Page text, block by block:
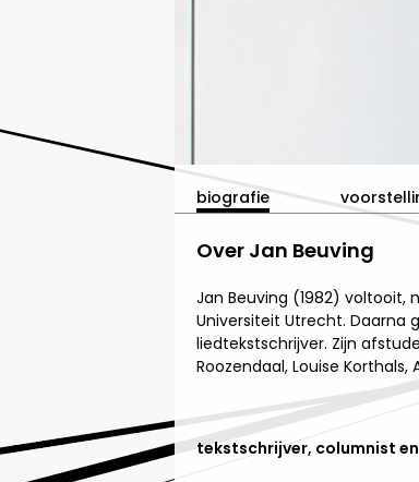
biografie
Over Jan Beuving
Jan Beuving (1982) voltooit,
Universiteit Utrecht. Daarna
liedtekstschrijver. Zijn
Roozendaal, Louise
tekstschrijver, columnist